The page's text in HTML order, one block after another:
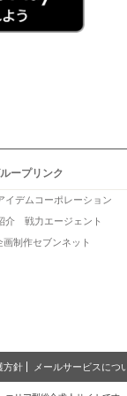
ープリンク
イデムコーポレーション
介 戦力エージェント
画制作セブンネット
方針 メールサービスにつ